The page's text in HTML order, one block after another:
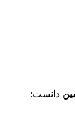
دانست: